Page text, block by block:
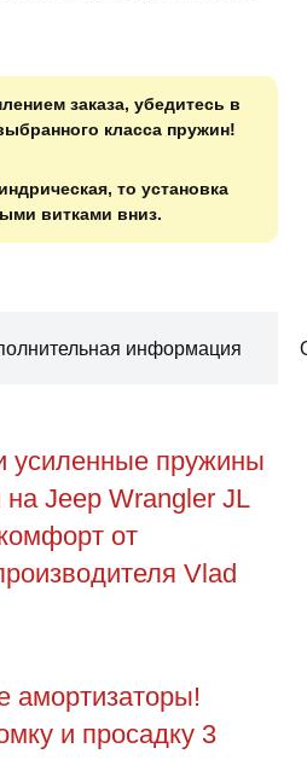
заказа, убедитесь в
класса пружин!
то установка
витками вниз.
информация
усиленные пружины
на Jeep Wrangler JL
от
Vlad
амортизаторы!
и просадку 3